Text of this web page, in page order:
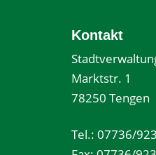
Kontakt
Marktstr. 1
78250 Tengen
Tel.: 07736/